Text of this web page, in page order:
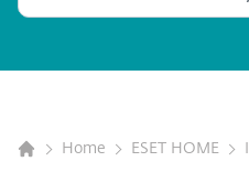
Home ESET HOME